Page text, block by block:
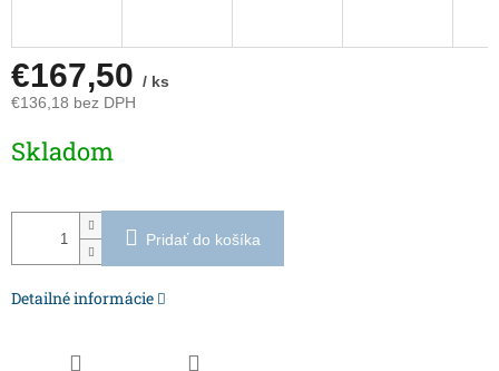
€167,50 / ks
€136,18 bez DPH
cena:
Skladom
Pridať do košíka
Detailné informácie